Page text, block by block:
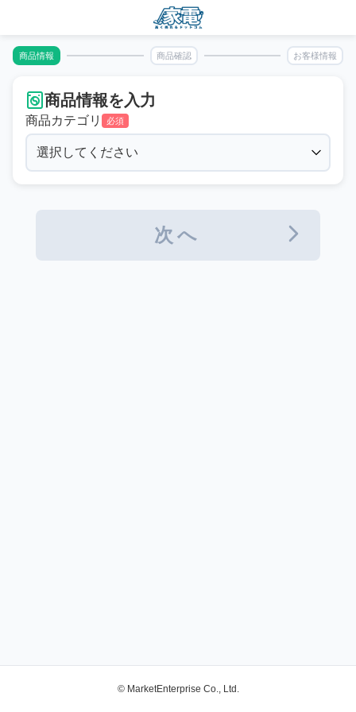
商品情報 商品確認 お客様情報
商品情報を入力
商品カテゴリ 必須
次へ
© MarketEnterprise Co., Ltd.